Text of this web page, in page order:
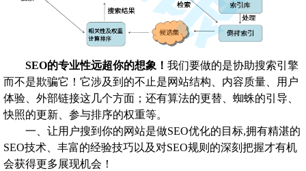
SEO的专业性远超你的想象！ 我们要做的是协助搜索引擎
而不是欺骗它！它涉及到的不止是网站结构、内容质量、用户
体验、外部链接这几个方面；还有算法的更替、蜘蛛的引导、
快照的更新、参与排序的权重等。
一、让用户搜到你的网站是做SEO优化的目标,拥有精湛的
SEO技术、丰富的经验技巧以及对SEO规则的深刻把握才有机
会获得更多展现机会！